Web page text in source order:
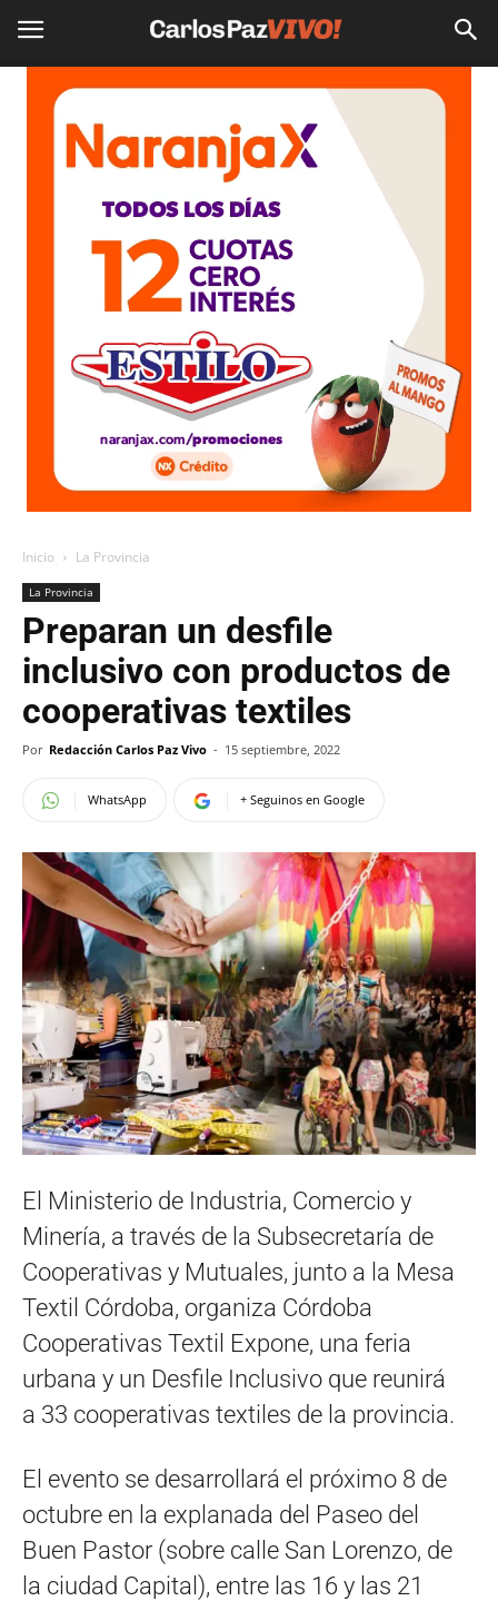
Inicio La Provincia
La Provincia
Preparan un desfile
inclusivo con productos de
cooperativas textiles
Por Redacción Carlos Paz Vivo - 15 septiembre, 2022
WhatsApp + Seguinos en Google
El Ministerio de Industria, Comercio y
Minería, a través de la Subsecretaría de
Cooperativas y Mutuales, junto a la Mesa
Textil Córdoba, organiza Córdoba
Cooperativas Textil Expone, una feria
urbana y un Desfile Inclusivo que reunirá
a 33 cooperativas textiles de la provincia.
El evento se desarrollará el próximo 8 de
octubre en la explanada del Paseo del
Buen Pastor (sobre calle San Lorenzo, de
la ciudad Capital), entre las 16 y las 21